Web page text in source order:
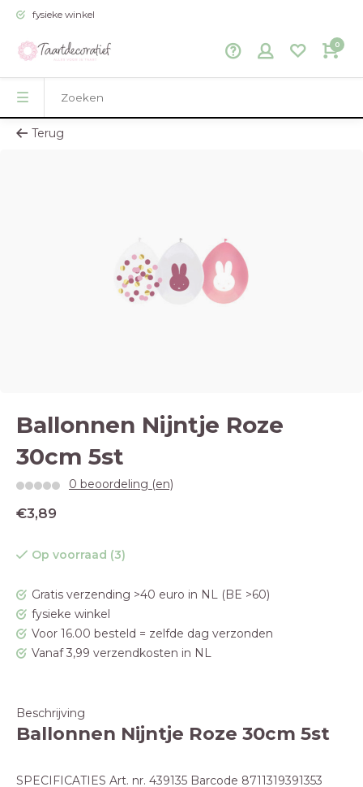
fysieke winkel
0
Terug
Ballonnen Nijntje Roze
30cm 5st
0 beoordeling (en)
€3,89
Op voorraad (3)
Gratis verzending >40 euro in NL (BE >60)
fysieke winkel
Voor 16.00 besteld = zelfde dag verzonden
Vanaf 3,99 verzendkosten in NL
Beschrijving
Ballonnen Nijntje Roze 30cm 5st
SPECIFICATIES Art. nr. 439135 Barcode 8711319391353